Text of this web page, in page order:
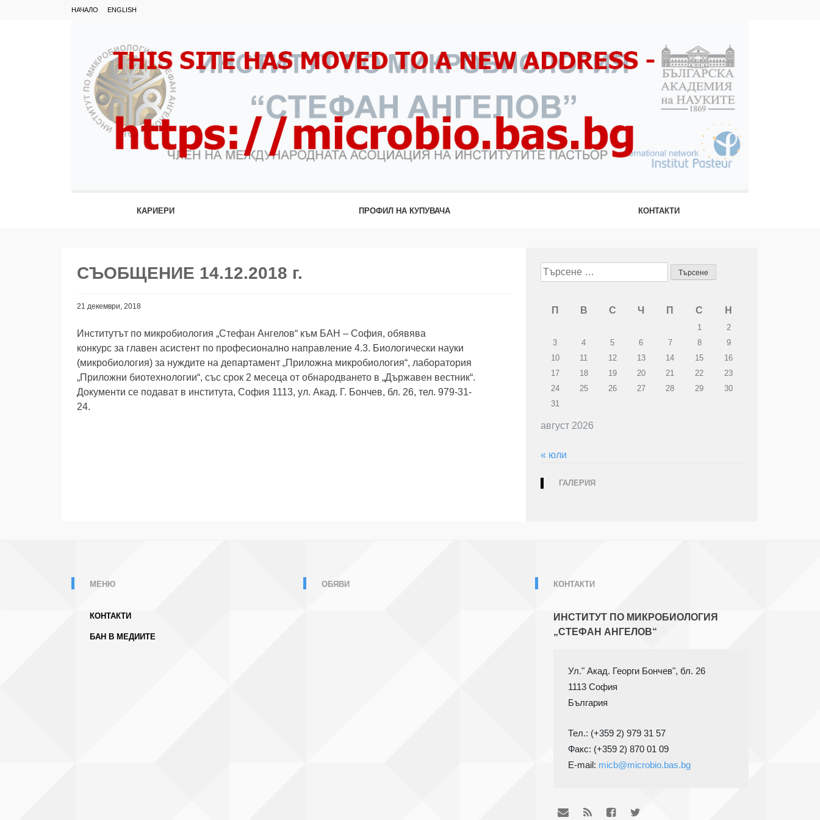
НАЧАЛО ENGLISH
КАРИЕРИ ПРОФИЛ НА КУПУВАЧА КОНТАКТИ
СЪОБЩЕНИЕ 14.12.2018 г.
21 декември, 2018
Институтът по микробиология „Стефан Ангелов“ към БАН – София, обявява
конкурс за главен асистент по професионално направление 4.3. Биологически науки
(микробиология) за нуждите на департамент „Приложна микробиология“, лаборатория
„Приложни биотехнологии“, със срок 2 месеца от обнародването в „Държавен вестник“.
Документи се подават в института, София 1113, ул. Акад. Г. Бончев, бл. 26, тел. 979-31-
24.
Търсене
за:
август 2026
П В С Ч П С Н
1
2
3
4 5 6 7 8
9
10
11 12 13 14 15
16
17
18 19 20 21 22
23
24
25 26 27 28 29
30
31
« юли
ГАЛЕРИЯ
МЕНЮ
КОНТАКТИ
БАН В МЕДИИТЕ
ОБЯВИ КОНТАКТИ
ИНСТИТУТ ПО МИКРОБИОЛОГИЯ
„СТЕФАН АНГЕЛОВ“
1113 София
Тел.: (+359 2) 979 31 57
Факс: (+359 2) 870 01 09
E-mail: micb@microbio.bas.bg